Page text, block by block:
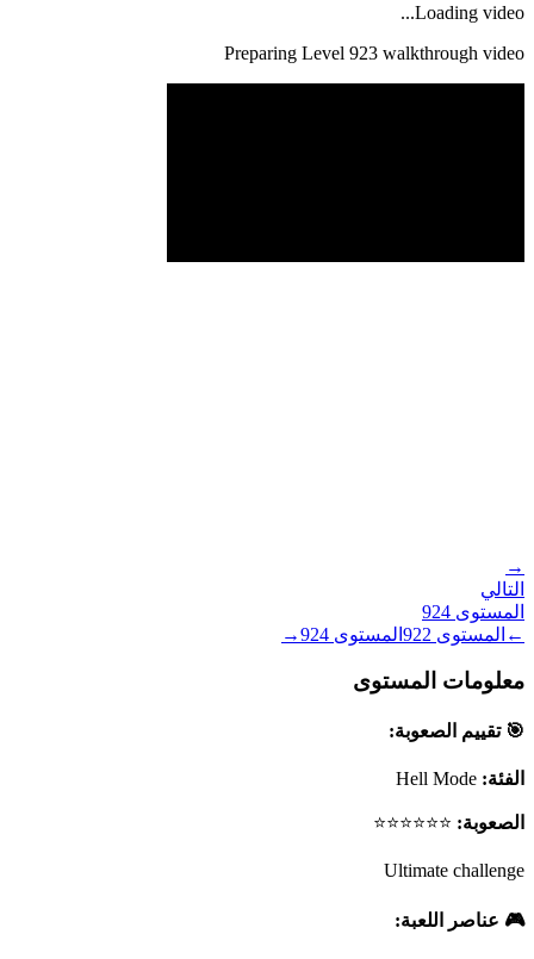
Loading video...
Preparing Level 923 walkthrough video
→
التالي
المستوى 924
← المستوى 922 المستوى 924
→
معلومات المستوى
🎯 تقييم الصعوبة:
الفئة: Hell Mode
الصعوبة: ⭐⭐⭐⭐⭐⭐
Ultimate challenge
🎮 عناصر اللعبة: